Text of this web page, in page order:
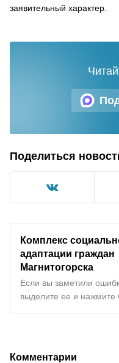
заявительный характер.
Поделиться
Комплекс
адаптации граждан
Магнитогорска
Если вы заметили
выделите ее и нажмите
Комментарии